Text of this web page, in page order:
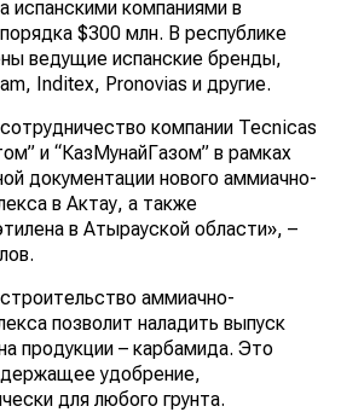
испанскими компаниями в
$300 млн. В республике
ведущие испанские бренды,
Inditex, Pronovias и другие.
компании Tecnicas
и “КазМунайГазом” в рамках
документации нового аммиачно-
в Актау, а также
в Атырауской области», –
аммиачно-
позволит наладить выпуск
продукции – карбамида. Это
удобрение,
для любого грунта.